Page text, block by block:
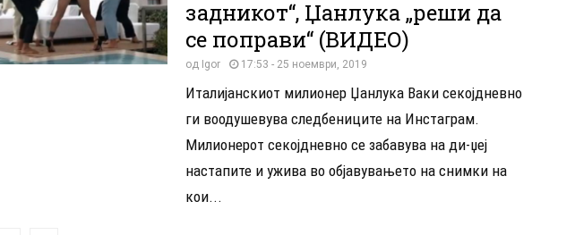
задникот“, Џанлука „реши да
се поправи“ (ВИДЕО)
од Igor 17:53 - 25 ноември, 2019
Италијанскиот милионер Џанлука Ваки секојдневно
ги воодушевува следбениците на Инстаграм.
Милионерот секојдневно се забавува на ди-џеј
настапите и ужива во објавувањето на снимки на
кои...